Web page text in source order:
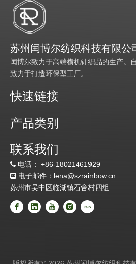
苏州闰博尔纺织科技有限公
闰博尔致力于高端横机针织品的生产。
致力于打造环保型工厂。
快速链接
产品类别
联系我们
 电话： +86-18021461929
 电子邮件：lena@szrainbow.cn
苏州市吴中区临湖镇石舍村四组